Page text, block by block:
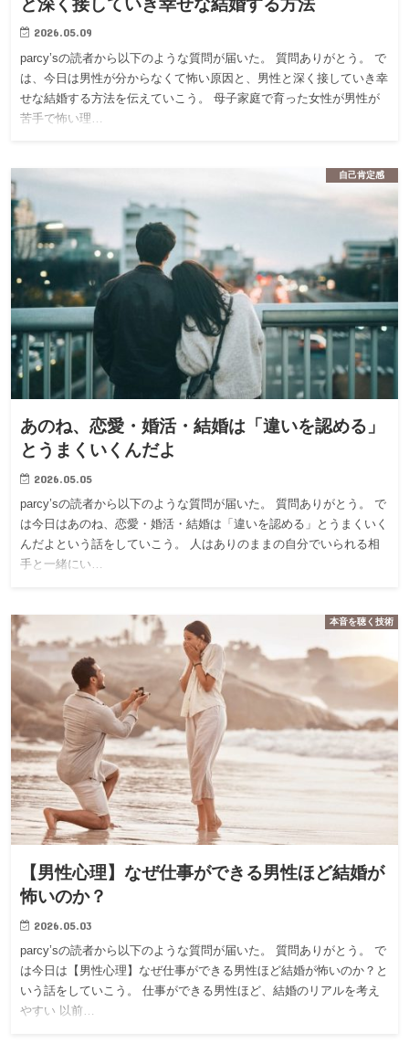
2026.05.09
parcy’sの読者から以下のような質問が届いた。 質問ありがとう。 で
は、今日は男性が分からなくて怖い原因と、男性と深く接していき幸
せな結婚する方法を伝えていこう。 母子家庭で育った女性が男性が
苦手で怖い理…
自己肯定感
あのね、恋愛・婚活・結婚は「違いを認める」
とうまくいくんだよ
2026.05.05
parcy’sの読者から以下のような質問が届いた。 質問ありがとう。 で
は今日はあのね、恋愛・婚活・結婚は「違いを認める」とうまくいく
んだよという話をしていこう。 人はありのままの自分でいられる相
手と一緒にい…
本音を聴く技術
【男性心理】なぜ仕事ができる男性ほど結婚が
怖いのか？
2026.05.03
parcy’sの読者から以下のような質問が届いた。 質問ありがとう。 で
は今日は【男性心理】なぜ仕事ができる男性ほど結婚が怖いのか？と
いう話をしていこう。 仕事ができる男性ほど、結婚のリアルを考え
やすい 以前…